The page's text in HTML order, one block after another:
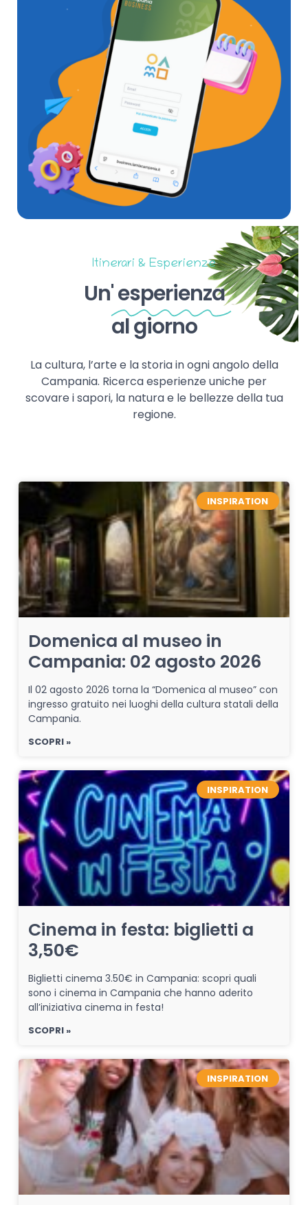
Itinerari & Esperienze
Un'esperienza
al giorno
La cultura, l’arte e la storia in ogni angolo della
Campania. Ricerca esperienze uniche per
scovare i sapori, la natura e le bellezze della tua
regione.
INSPIRATION
Domenica al museo in
Campania: 02 agosto 2026
Il 02 agosto 2026 torna la “Domenica al museo” con
ingresso gratuito nei luoghi della cultura statali della
Campania.
SCOPRI »
INSPIRATION
Cinema in festa: biglietti a
3,50€
Biglietti cinema 3.50€ in Campania: scopri quali
sono i cinema in Campania che hanno aderito
all’iniziativa cinema in festa!
SCOPRI »
INSPIRATION